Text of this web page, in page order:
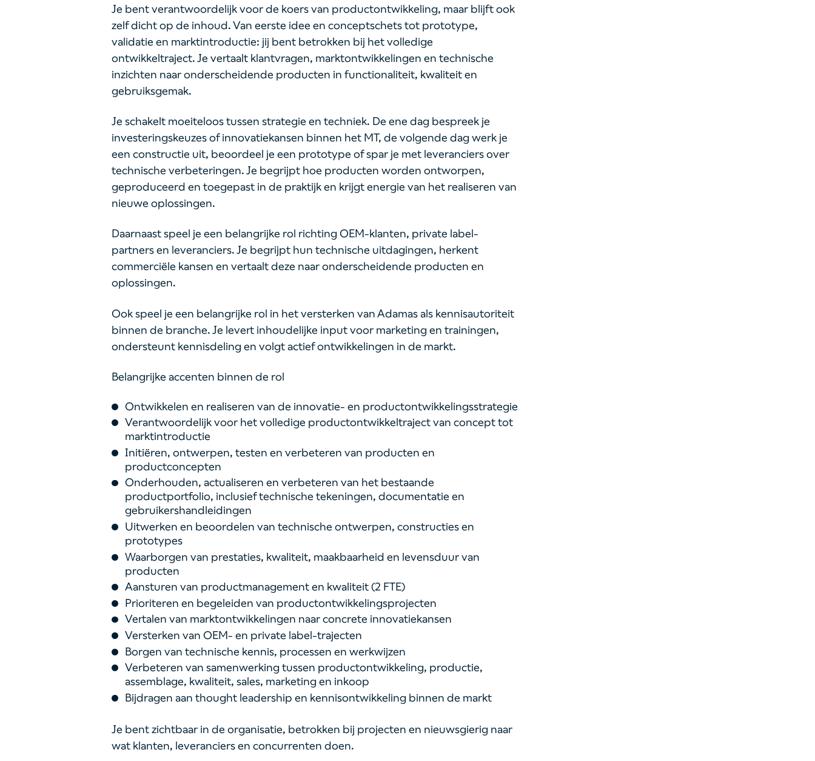
Je bent verantwoordelijk voor de koers van productontwikkeling, maar blijft ook
zelf dicht op de inhoud. Van eerste idee en conceptschets tot prototype,
validatie en marktintroductie: jij bent betrokken bij het volledige
ontwikkeltraject. Je vertaalt klantvragen, marktontwikkelingen en technische
inzichten naar onderscheidende producten in functionaliteit, kwaliteit en
gebruiksgemak.
Je schakelt moeiteloos tussen strategie en techniek. De ene dag bespreek je
investeringskeuzes of innovatiekansen binnen het MT, de volgende dag werk je
een constructie uit, beoordeel je een prototype of spar je met leveranciers over
technische verbeteringen. Je begrijpt hoe producten worden ontworpen,
geproduceerd en toegepast in de praktijk en krijgt energie van het realiseren van
nieuwe oplossingen.
Daarnaast speel je een belangrijke rol richting OEM-klanten, private label-
partners en leveranciers. Je begrijpt hun technische uitdagingen, herkent
commerciële kansen en vertaalt deze naar onderscheidende producten en
oplossingen.
Ook speel je een belangrijke rol in het versterken van Adamas als kennisautoriteit
binnen de branche. Je levert inhoudelijke input voor marketing en trainingen,
ondersteunt kennisdeling en volgt actief ontwikkelingen in de markt.
Belangrijke accenten binnen de rol
Ontwikkelen en realiseren van de innovatie- en productontwikkelingsstrategie
Verantwoordelijk voor het volledige productontwikkeltraject van concept tot
marktintroductie
Initiëren, ontwerpen, testen en verbeteren van producten en
productconcepten
Onderhouden, actualiseren en verbeteren van het bestaande
productportfolio, inclusief technische tekeningen, documentatie en
gebruikershandleidingen
Uitwerken en beoordelen van technische ontwerpen, constructies en
prototypes
Waarborgen van prestaties, kwaliteit, maakbaarheid en levensduur van
producten
Aansturen van productmanagement en kwaliteit (2 FTE)
Prioriteren en begeleiden van productontwikkelingsprojecten
Vertalen van marktontwikkelingen naar concrete innovatiekansen
Versterken van OEM- en private label-trajecten
Borgen van technische kennis, processen en werkwijzen
Verbeteren van samenwerking tussen productontwikkeling, productie,
assemblage, kwaliteit, sales, marketing en inkoop
Bijdragen aan thought leadership en kennisontwikkeling binnen de markt
Je bent zichtbaar in de organisatie, betrokken bij projecten en nieuwsgierig naar
wat klanten, leveranciers en concurrenten doen.